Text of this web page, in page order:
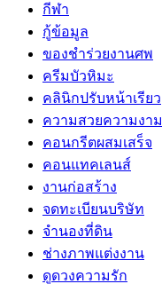
กีฬา
กู้ข้อมูล
ของชำร่วยงานศพ
ครีมบัวหิมะ
คลินิกปรับหน้าเรียว
ความสวยความงาม
คอนกรีตผสมเสร็จ
คอนแทคเลนส์
งานก่อสร้าง
จดทะเบียนบริษัท
จำนองที่ดิน
ช่างภาพแต่งงาน
ดูดวงความรัก